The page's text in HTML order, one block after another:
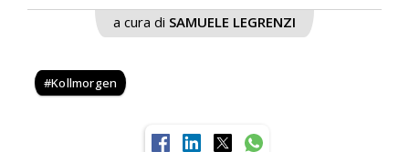
a cura di SAMUELE LEGRENZI
Kollmorgen